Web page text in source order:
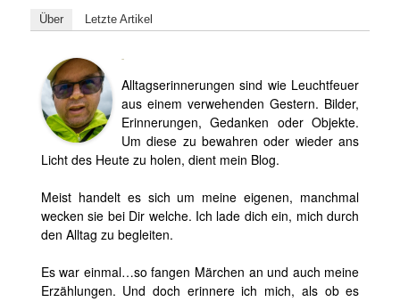
Über Letzte Artikel
Alltagserinnerungen sind wie Leuchtfeuer
aus einem verwehenden Gestern. Bilder,
Erinnerungen, Gedanken oder Objekte.
Um diese zu bewahren oder wieder ans
Licht des Heute zu holen, dient mein Blog.
Meist handelt es sich um meine eigenen, manchmal
wecken sie bei Dir welche. Ich lade dich ein, mich durch
den Alltag zu begleiten.
Es war einmal…so fangen Märchen an und auch meine
Erzählungen. Und doch erinnere ich mich, als ob es